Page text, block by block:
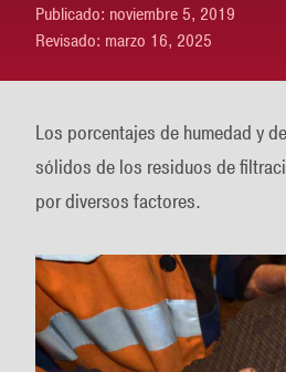
Publicado: noviembre 5, 2019
Revisado: marzo 16, 2025
Los porcentajes de humedad y
sólidos de los residuos de
por diversos factores.